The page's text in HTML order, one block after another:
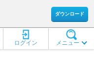
ダウンロード
メニュー
ログイン